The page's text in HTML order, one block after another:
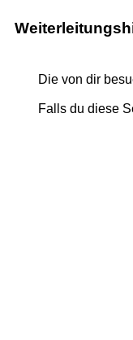
Die von dir
Falls du diese